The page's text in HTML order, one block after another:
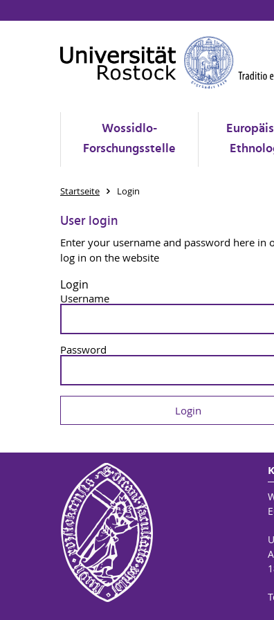
Wossidlo-
Forschungsstelle
Startseite Login
User login
Enter your username and password here in
log in on the website
Login
Username
Password